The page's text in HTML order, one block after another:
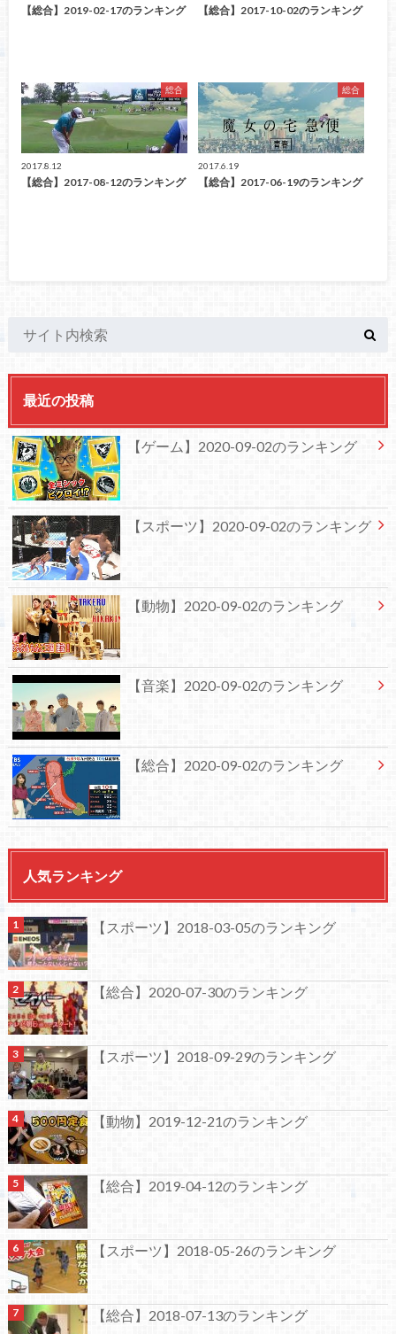
【総合】2019-02-17のランキング 【総合】2017-10-02のランキング
総合
2017.8.12
【総合】2017-08-12のランキング
総合
2017.6.19
【総合】2017-06-19のランキング
最近の投稿
【ゲーム】2020-09-02のランキング
【スポーツ】2020-09-02のランキング
【動物】2020-09-02のランキング
【音楽】2020-09-02のランキング
【総合】2020-09-02のランキング
人気ランキング
【スポーツ】2018-03-05のランキング
【総合】2020-07-30のランキング
【スポーツ】2018-09-29のランキング
【動物】2019-12-21のランキング
【総合】2019-04-12のランキング
【スポーツ】2018-05-26のランキング
【総合】2018-07-13のランキング